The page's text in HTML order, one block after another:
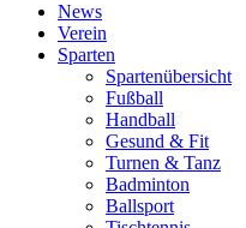
News
Verein
Sparten
Spartenübersicht
Fußball
Handball
Gesund & Fit
Turnen & Tanz
Badminton
Ballsport